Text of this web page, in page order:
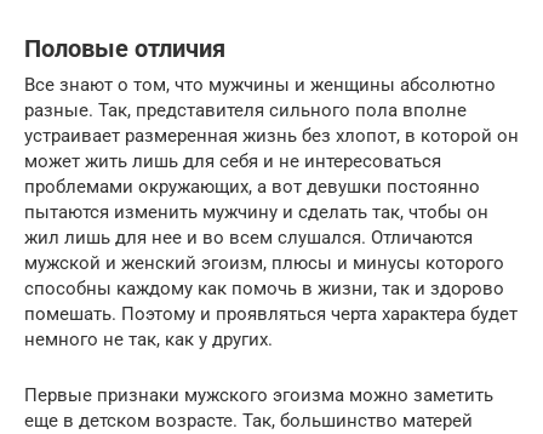
Половые отличия
Все знают о том, что мужчины и женщины абсолютно
разные. Так, представителя сильного пола вполне
устраивает размеренная жизнь без хлопот, в которой он
может жить лишь для себя и не интересоваться
проблемами окружающих, а вот девушки постоянно
пытаются изменить мужчину и сделать так, чтобы он
жил лишь для нее и во всем слушался. Отличаются
мужской и женский эгоизм, плюсы и минусы которого
способны каждому как помочь в жизни, так и здорово
помешать. Поэтому и проявляться черта характера будет
немного не так, как у других.
Первые признаки мужского эгоизма можно заметить
еще в детском возрасте. Так, большинство матерей